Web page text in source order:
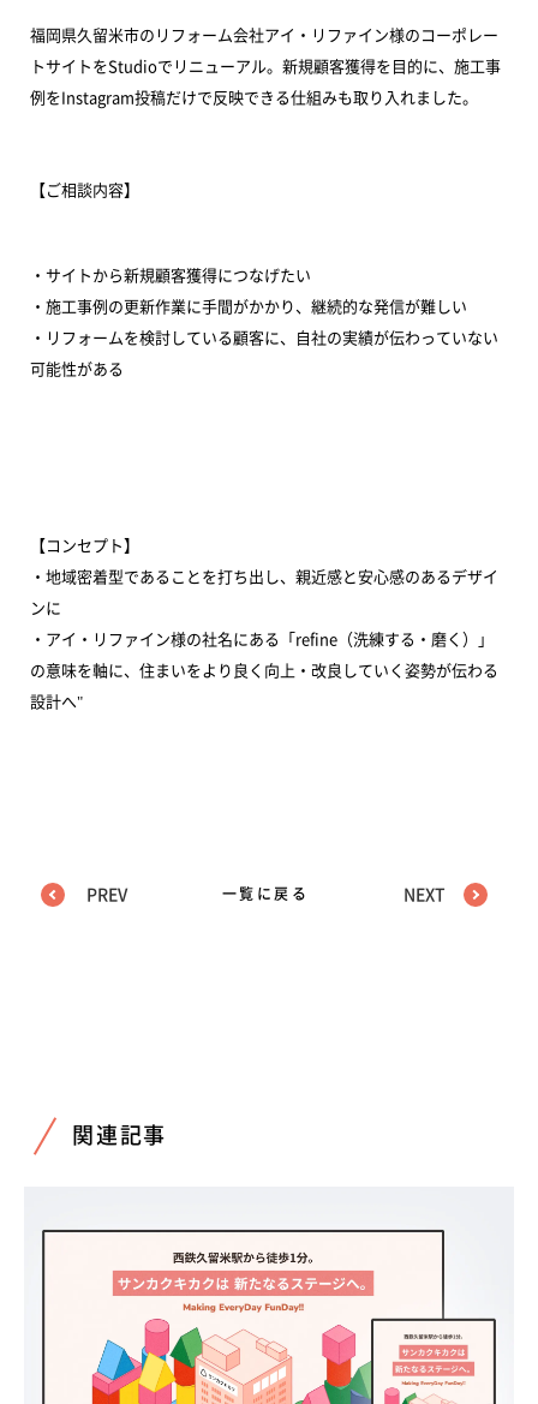
福岡県久留米市のリフォーム会社アイ・リファイン様のコーポレー
トサイトをStudioでリニューアル。新規顧客獲得を目的に、施工事
例をInstagram投稿だけで反映できる仕組みも取り入れました。
【ご相談内容】
・サイトから新規顧客獲得につなげたい
・施工事例の更新作業に手間がかかり、継続的な発信が難しい
・リフォームを検討している顧客に、自社の実績が伝わっていない
可能性がある
【コンセプト】
・地域密着型であることを打ち出し、親近感と安心感のあるデザイ
ンに
・アイ・リファイン様の社名にある「refine（洗練する・磨く）」
の意味を軸に、住まいをより良く向上・改良していく姿勢が伝わる
設計へ"
PREV 一覧に戻る NEXT
関連記事